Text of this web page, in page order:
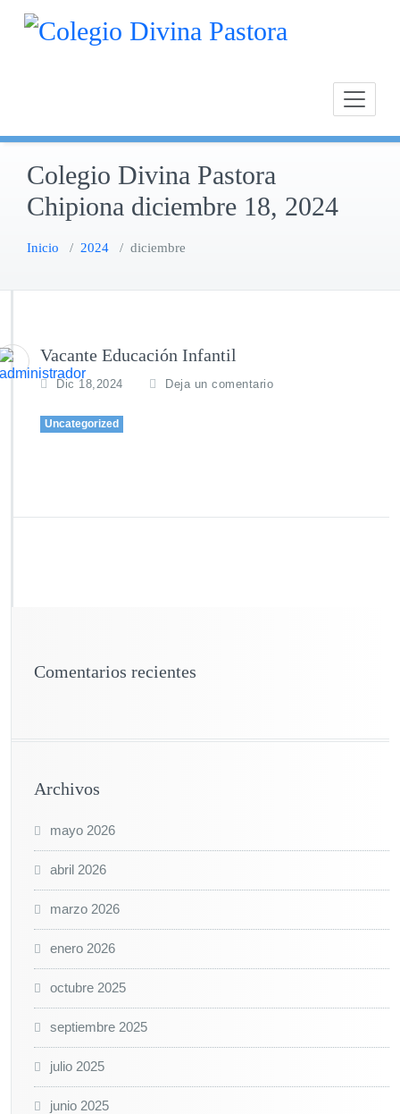
Saltar
Colegio Divina Pastora
Chipiona diciembre 18, 2024
Inicio / 2024 / diciembre
Vacante Educación Infantil
Dic 18,2024 Deja un comentario
Uncategorized
Comentarios recientes
Archivos
mayo 2026
abril 2026
marzo 2026
enero 2026
octubre 2025
septiembre 2025
julio 2025
junio 2025